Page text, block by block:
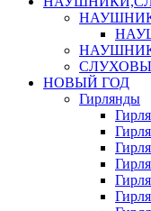
НОВЫЙ ГОД
Гирлянды